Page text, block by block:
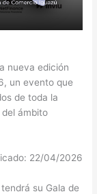
nueva edición
un evento que
de toda la
ámbito
22/04/2026
su Gala de